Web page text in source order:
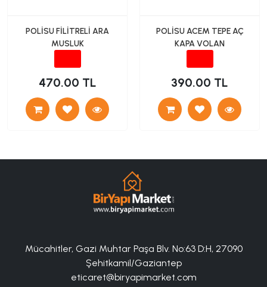
POLİSU FİLİTRELİ ARA
MUSLUK
470.00 TL
POLİSU ACEM TEPE AÇ
KAPA VOLAN
390.00 TL
Mücahitler, Gazi Muhtar Paşa Blv. No:63 D:H, 27090
Şehitkamil/Gaziantep
eticaret@biryapimarket.com